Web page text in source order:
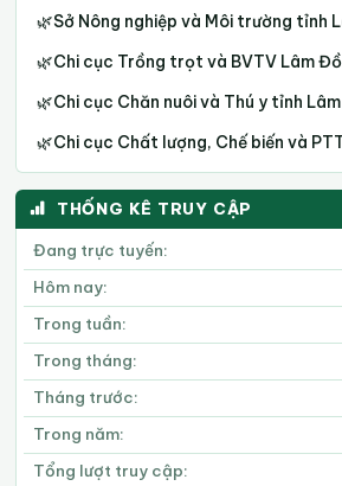
🌿Sở Nông nghiệp và Môi trường tỉnh
🌿Chi cục Trồng trọt và BVTV Lâm
🌿Chi cục Chăn nuôi và Thú y tỉnh
🌿Chi cục Chất lượng, Chế biến và
THỐNG KÊ TRUY CẬP
Đang trực tuyến:
Hôm nay:
Trong tuần:
Trong tháng:
Tháng trước:
Trong năm:
Tổng lượt truy cập: